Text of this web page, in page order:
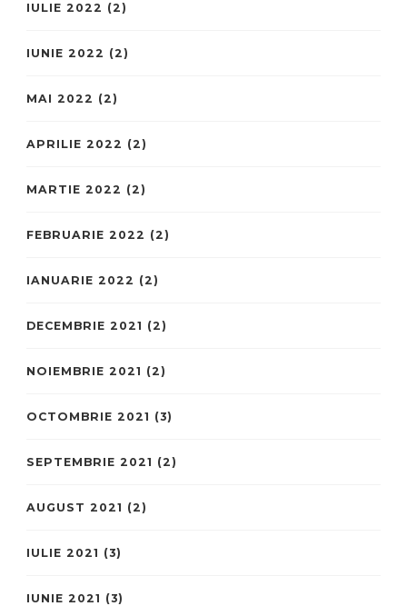
IULIE 2022 (2)
IUNIE 2022 (2)
MAI 2022 (2)
APRILIE 2022 (2)
MARTIE 2022 (2)
FEBRUARIE 2022 (2)
IANUARIE 2022 (2)
DECEMBRIE 2021 (2)
NOIEMBRIE 2021 (2)
OCTOMBRIE 2021 (3)
SEPTEMBRIE 2021 (2)
AUGUST 2021 (2)
IULIE 2021 (3)
IUNIE 2021 (3)